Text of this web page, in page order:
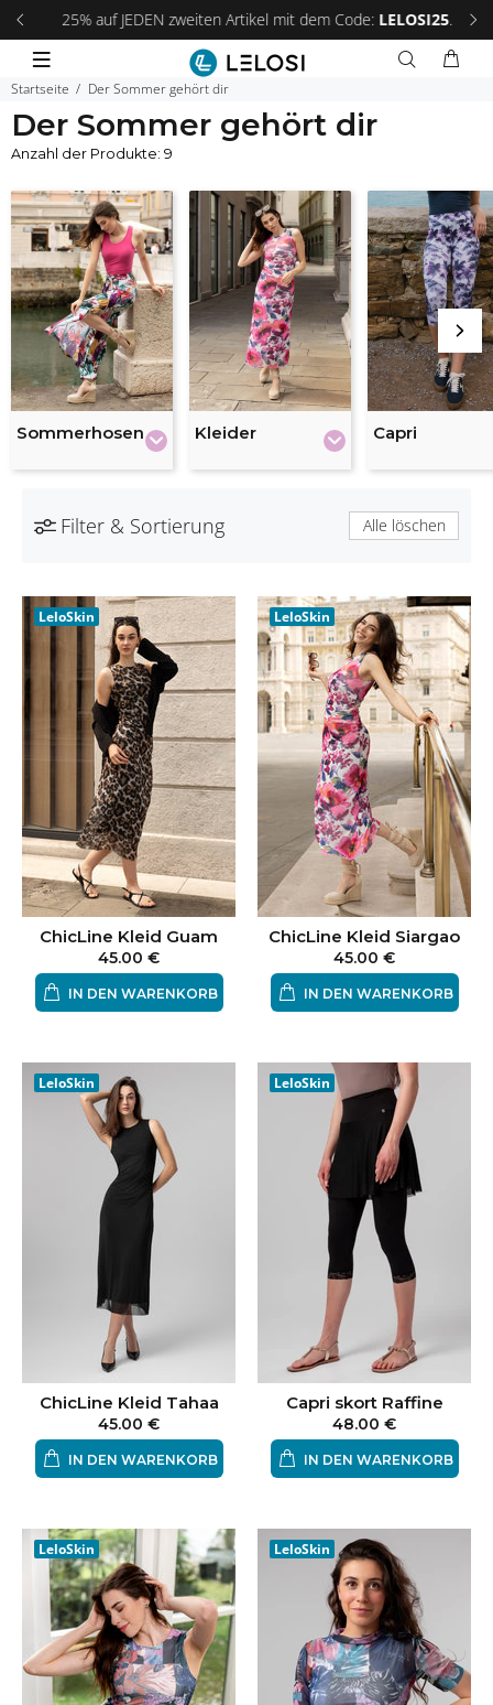
25% auf JEDEN zweiten Artikel mit dem Code:LELOSI25.
Startseite Der Sommer gehört dir
Der Sommer gehört dir
Anzahl der Produkte: 9
Sommerhosen Kleider Capri
Filter & Sortierung Alle löschen
LeloSkin
ChicLine Kleid Guam
45.00 €
IN DEN WARENKORB
LeloSkin
ChicLine Kleid Siargao
45.00 €
IN DEN WARENKORB
LeloSkin
ChicLine Kleid Tahaa
45.00 €
IN DEN WARENKORB
LeloSkin
Capri skort Raffine
48.00 €
IN DEN WARENKORB
LeloSkin LeloSkin